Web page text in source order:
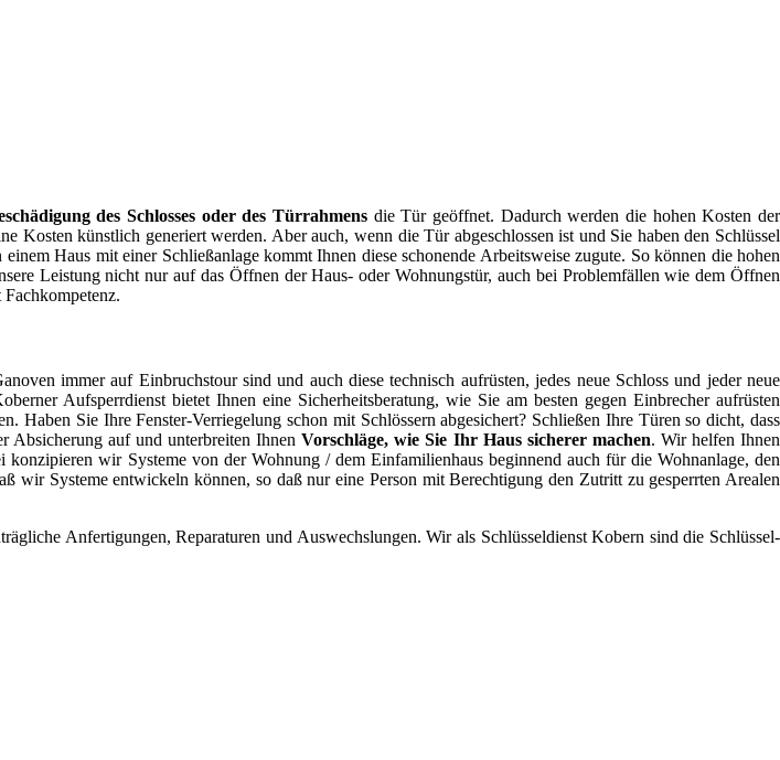
des Schlosses oder des Türrahmens die Tür geöffnet. Dadurch werden die hohen Kosten der
Kosten künstlich generiert werden. Aber auch, wenn die Tür abgeschlossen ist und Sie haben den Schlüssel
Haus mit einer Schließanlage kommt Ihnen diese schonende Arbeitsweise zugute. So können die hohen
Leistung nicht nur auf das Öffnen der Haus- oder Wohnungstür, auch bei Problemfällen wie dem Öffnen
immer auf Einbruchstour sind und auch diese technisch aufrüsten, jedes neue Schloss und jeder neue
Aufsperrdienst bietet Ihnen eine Sicherheitsberatung, wie Sie am besten gegen Einbrecher aufrüsten
Sie Ihre Fenster-Verriegelung schon mit Schlössern abgesichert? Schließen Ihre Türen so dicht, dass
Absicherung auf und unterbreiten IhnenVorschläge, wie Sie Ihr Haus sicherer machen. Wir helfen Ihnen
konzipieren wir Systeme von der Wohnung / dem Einfamilienhaus beginnend auch für die Wohnanlage, den
wir Systeme entwickeln können, so daß nur eine Person mit Berechtigung den Zutritt zu gesperrten Arealen
Anfertigungen, Reparaturen und Auswechslungen. Wir als Schlüsseldienst Kobern sind die Schlüssel-